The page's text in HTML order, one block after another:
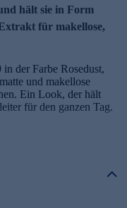
hält sie in Form
für makellose,
der Farbe Rosedust,
und makellose
Ein Look, der hält
für den ganzen Tag.
Rosedust - der